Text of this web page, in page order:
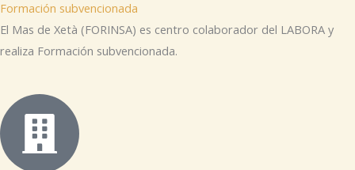
Formación subvencionada
El Mas de Xetà (FORINSA) es centro colaborador del LABORA y
realiza Formación subvencionada.